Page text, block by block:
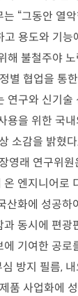
는 “그동안 열
고 용도와 기능
해 불철주야
별 협업을 통
연구와 신기
용을 위한 국
소감을 밝혔다.
장영래 연구위원
온 엔지니어로
산화에 성공하
과 동시에 편광
에 기여한 공로
방지 필름,
품 사업화에